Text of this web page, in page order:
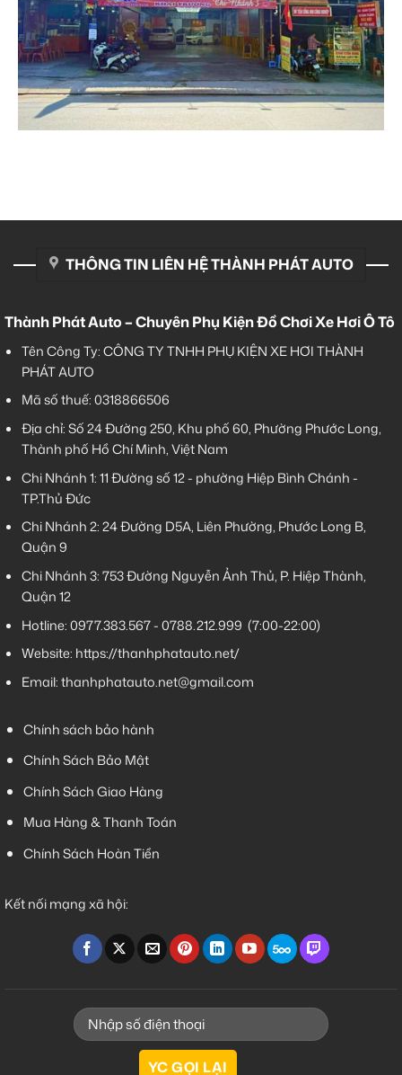
THÔNG TIN LIÊN HỆ THÀNH PHÁT AUTO
Thành Phát Auto – Chuyên Phụ Kiện Đồ Chơi Xe Hơi Ô Tô
Tên Công Ty: CÔNG TY TNHH PHỤ KIỆN XE HƠI THÀNH
PHÁT AUTO
Mã số thuế: 0318866506
Địa chỉ: Số 24 Đường 250, Khu phố 60, Phường Phước Long,
Thành phố Hồ Chí Minh, Việt Nam
Chi Nhánh 1:11 Đường số 12 - phường Hiệp Bình Chánh -
TP.Thủ Đức
Chi Nhánh 2:24 Đường D5A, Liên Phường, Phước Long B,
Quận 9
Chi Nhánh 3:753 Đường Nguyễn Ảnh Thủ, P. Hiệp Thành,
Quận 12
Hotline:0977.383.567-0788.212.999 (7:00-22:00)
Website: https://thanhphatauto.net/
Email:thanhphatauto.net@gmail.com
Chính sách bảo hành
Chính Sách Bảo Mật
Chính Sách Giao Hàng
Mua Hàng & Thanh Toán
Chính Sách Hoàn Tiền
Kết nối mạng xã hội: